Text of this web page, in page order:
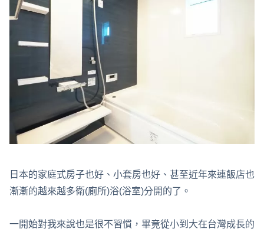
日本的家庭式房子也好、小套房也好、甚至近年來連飯店也
漸漸的越來越多衛(廁所)浴(浴室)分開的了。
一開始對我來說也是很不習慣，畢竟從小到大在台灣成長的